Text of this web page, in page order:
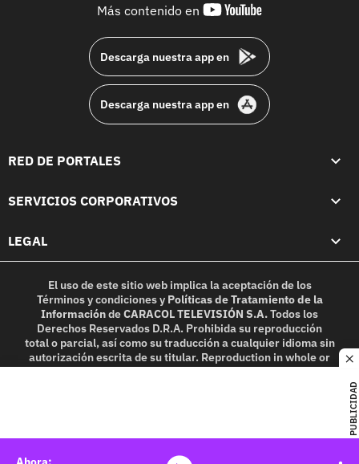
PUBLICIDAD
Más contenido en
youtube-
Descarga nuestra app en
Descarga nuestra app en
RED DE PORTALES
SERVICIOS CORPORATIVOS
LEGAL
El uso de este sitio web implica la aceptación de los
Términos y condicionesy Políticas de Tratamiento de la
InformacióndeCARACOL TELEVISIÓN S.A.Todos los
Derechos Reservados D.R.A. Prohibida su reproducción
total o parcial, así como su traducción a cualquier idioma sin
autorización escrita de su titular. Reproduction in whole or